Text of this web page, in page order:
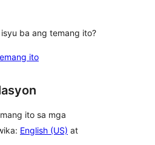
ba ang temang ito?
ito
ito sa mga
English (US) at